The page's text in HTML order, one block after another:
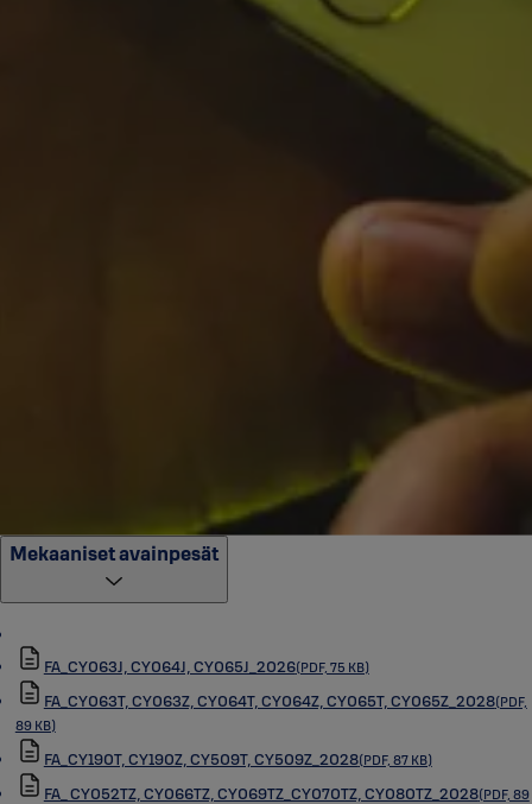
Mekaaniset avainpesät
FA_CY063J, CY064J, CY065J_2026(PDF, 75 KB)
FA_CY063T, CY063Z, CY064T, CY064Z, CY065T, CY065Z_2028(PDF,
89 KB)
FA_CY190T, CY190Z, CY509T, CY509Z_2028(PDF, 87 KB)
FA_ CY052TZ, CY066TZ, CY069TZ_CY070TZ, CY080TZ_2028(PDF, 89